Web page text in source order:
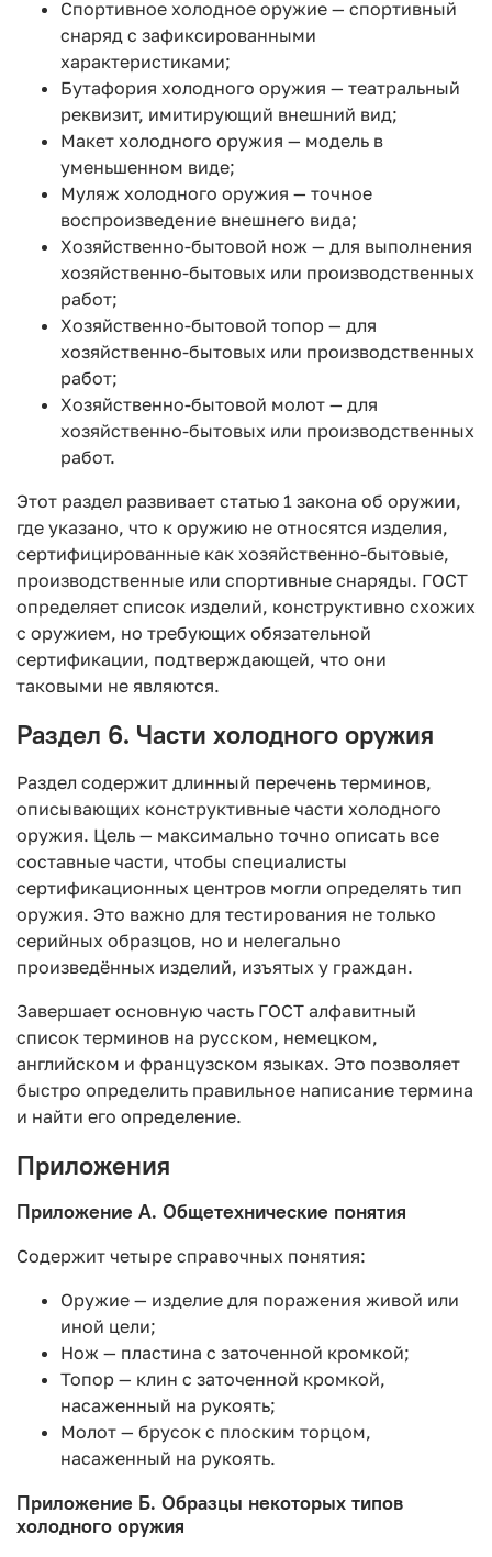
Спортивное холодное оружие — спортивный
снаряд с зафиксированными
характеристиками;
Бутафория холодного оружия — театральный
реквизит, имитирующий внешний вид;
Макет холодного оружия — модель в
уменьшенном виде;
Муляж холодного оружия — точное
воспроизведение внешнего вида;
Хозяйственно-бытовой нож — для выполнения
хозяйственно-бытовых или производственных
работ;
Хозяйственно-бытовой топор — для
хозяйственно-бытовых или производственных
работ;
Хозяйственно-бытовой молот — для
хозяйственно-бытовых или производственных
работ.
Этот раздел развивает статью 1 закона об оружии,
где указано, что к оружию не относятся изделия,
сертифицированные как хозяйственно-бытовые,
производственные или спортивные снаряды. ГОСТ
определяет список изделий, конструктивно схожих
с оружием, но требующих обязательной
сертификации, подтверждающей, что они
таковыми не являются.
Раздел 6. Части холодного оружия
Раздел содержит длинный перечень терминов,
описывающих конструктивные части холодного
оружия. Цель — максимально точно описать все
составные части, чтобы специалисты
сертификационных центров могли определять тип
оружия. Это важно для тестирования не только
серийных образцов, но и нелегально
произведённых изделий, изъятых у граждан.
Завершает основную часть ГОСТ алфавитный
список терминов на русском, немецком,
английском и французском языках. Это позволяет
быстро определить правильное написание термина
и найти его определение.
Приложения
Приложение А. Общетехнические понятия
Содержит четыре справочных понятия:
Оружие — изделие для поражения живой или
иной цели;
Нож — пластина с заточенной кромкой;
Топор — клин с заточенной кромкой,
насаженный на рукоять;
Молот — брусок с плоским торцом,
насаженный на рукоять.
Приложение Б. Образцы некоторых типов
холодного оружия